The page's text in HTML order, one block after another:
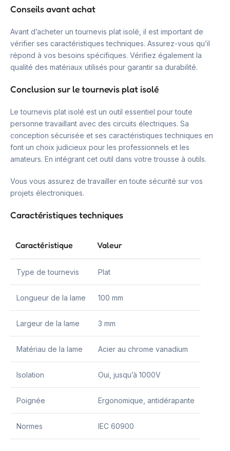
Conseils avant achat
Avant d’acheter un tournevis plat isolé, il est important de
vérifier ses caractéristiques techniques. Assurez-vous qu’il
répond à vos besoins spécifiques. Vérifiez également la
qualité des matériaux utilisés pour garantir sa durabilité.
Conclusion sur le tournevis plat isolé
Le tournevis plat isolé est un outil essentiel pour toute
personne travaillant avec des circuits électriques. Sa
conception sécurisée et ses caractéristiques techniques en
font un choix judicieux pour les professionnels et les
amateurs. En intégrant cet outil dans votre trousse à outils.
Vous vous assurez de travailler en toute sécurité sur vos
projets électroniques.
Caractéristiques techniques
Caractéristique Valeur
Type de tournevis Plat
Longueur de la lame 100 mm
Largeur de la lame 3 mm
Matériau de la lame Acier au chrome vanadium
Isolation Oui, jusqu’à 1000V
Poignée Ergonomique, antidérapante
Normes IEC 60900